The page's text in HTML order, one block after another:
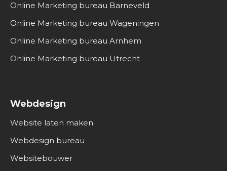
Online Marketing bureau Barneveld
Online Marketing bureau Wageningen
Online Marketing bureau Arnhem
Online Marketing bureau Utrecht
Webdesign
Website laten maken
Webdesign bureau
Websitebouwer